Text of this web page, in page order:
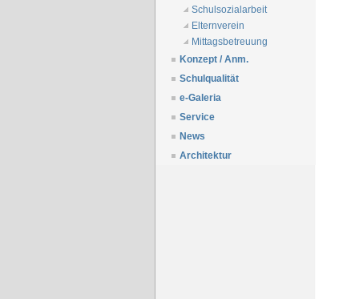
Schulsozialarbeit
Elternverein
Mittagsbetreuung
Konzept / Anm.
Schulqualität
e-Galeria
Service
News
Architektur